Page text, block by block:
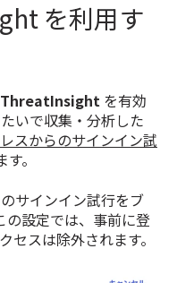
を利用す
を有効
いで収集・分析した
スからのサインイン試
。
サインイン試行をブ
の設定では、事前に登
セスは除外されます。